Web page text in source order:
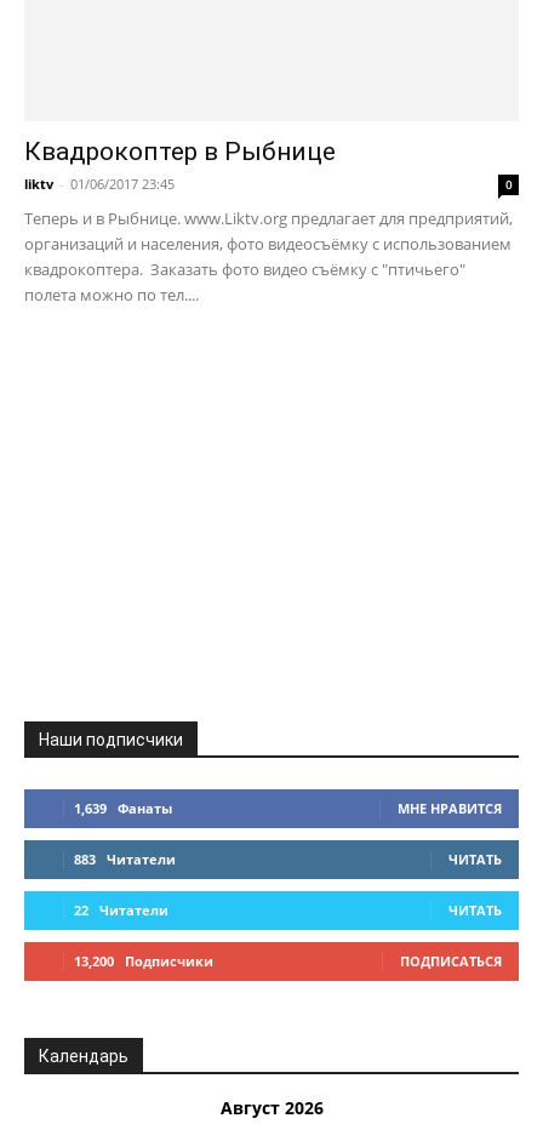
Квадрокоптер в Рыбнице
liktv - 01/06/2017 23:45 0
Теперь и в Рыбнице. www.Liktv.org предлагает для предприятий,
организаций и населения, фото видеосъёмку с использованием
квадрокоптера. Заказать фото видео съёмку с "птичьего"
полета можно по тел....
Наши подписчики
1,639 Фанаты МНЕ НРАВИТСЯ
883 Читатели ЧИТАТЬ
22 Читатели ЧИТАТЬ
13,200 Подписчики ПОДПИСАТЬСЯ
Календарь
Август 2026